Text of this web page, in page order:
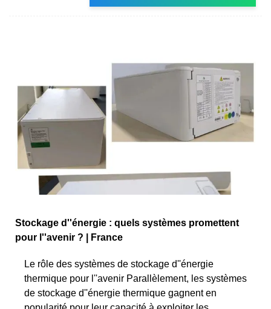
Stockage d''énergie : quels systèmes promettent
pour l''avenir ? | France
Le rôle des systèmes de stockage d''énergie
thermique pour l''avenir Parallèlement, les systèmes
de stockage d''énergie thermique gagnent en